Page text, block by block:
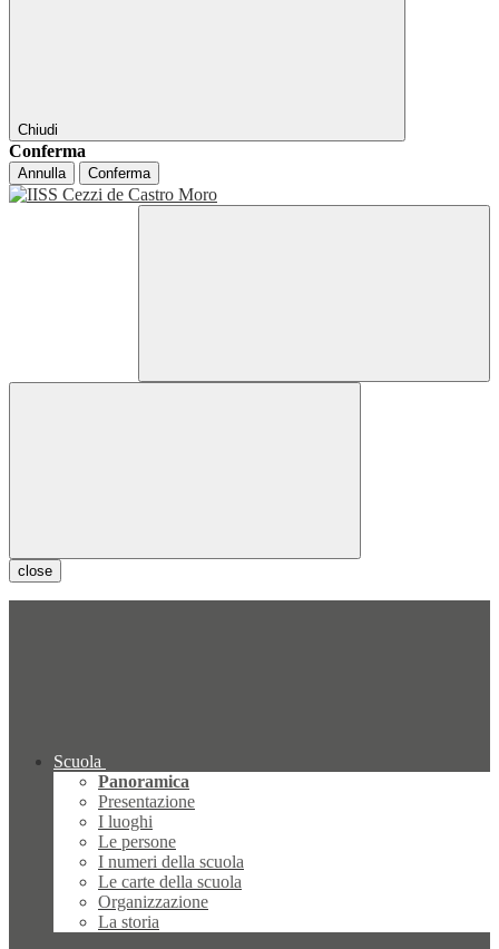
Chiudi
Conferma
Annulla Conferma
close
Scuola
Panoramica
Presentazione
I luoghi
Le persone
I numeri della scuola
Le carte della scuola
Organizzazione
La storia